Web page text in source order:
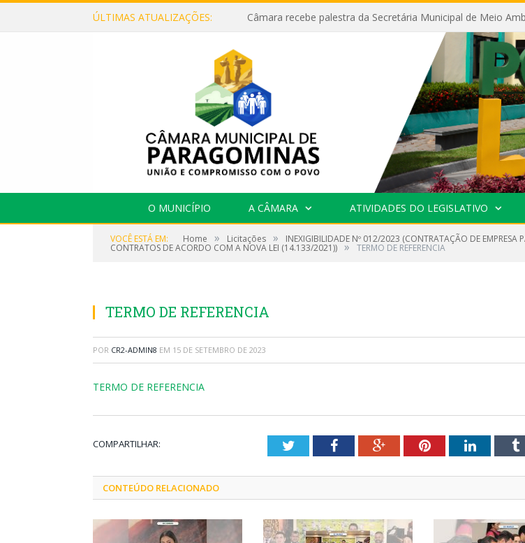
ÚLTIMAS ATUALIZAÇÕES:
O MUNICÍPIO A CÂMARA ATIVIDADES DO LEGISLATIVO
VOCÊ ESTÁ EM: Home » Licitações » INEXIGIBILIDADE Nº 012/2023 (CONTRATAÇÃO DE EMPRESA
CONTRATOS DE ACORDO COM A NOVA LEI (14.133/2021)) » TERMO DE REFERENCIA
TERMO DE REFERENCIA
POR CR2-ADMIN8 EM 15 DE SETEMBRO DE 2023
TERMO DE REFERENCIA
COMPARTILHAR: TwitterFacebookGoogle+PinterestLinkedIn
CONTEÚDO RELACIONADO